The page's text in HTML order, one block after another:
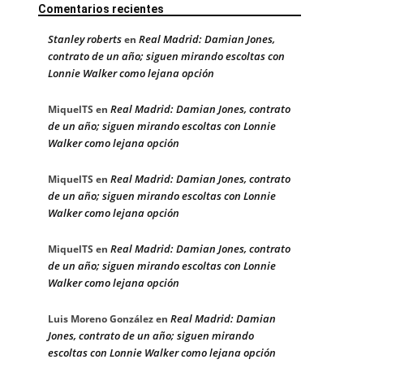
Comentarios recientes
Stanley robertsen Real Madrid: Damian Jones,
contrato de un año; siguen mirando escoltas con
Lonnie Walker como lejana opción
MiquelTS en Real Madrid: Damian Jones, contrato
de un año; siguen mirando escoltas con Lonnie
Walker como lejana opción
MiquelTS en Real Madrid: Damian Jones, contrato
de un año; siguen mirando escoltas con Lonnie
Walker como lejana opción
MiquelTS en Real Madrid: Damian Jones, contrato
de un año; siguen mirando escoltas con Lonnie
Walker como lejana opción
Luis Moreno Gonzálezen Real Madrid: Damian
Jones, contrato de un año; siguen mirando
escoltas con Lonnie Walker como lejana opción